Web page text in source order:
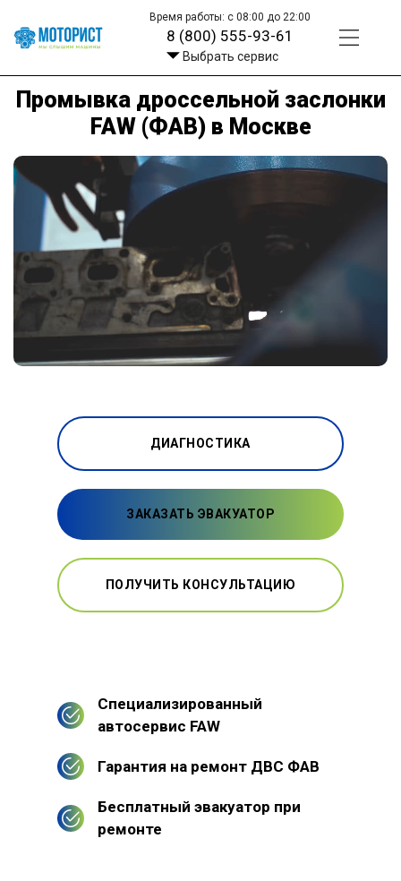
Время работы: с 08:00 до 22:00
8 (800) 555-93-61
Выбрать сервис
Промывка дроссельной заслонки
FAW (ФАВ) в Москве
ДИАГНОСТИКА
ЗАКАЗАТЬ ЭВАКУАТОР
ПОЛУЧИТЬ КОНСУЛЬТАЦИЮ
Специализированный
автосервис FAW
Гарантия на ремонт ДВС ФАВ
Бесплатный эвакуатор при
ремонте